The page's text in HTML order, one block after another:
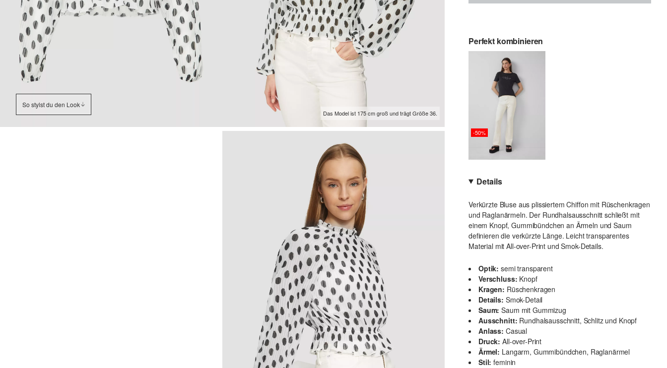
So stylst du den Look
Das Model ist 175 cm groß und trägt Größe 36.
Perfekt kombinieren
-50%
Details
Verkürzte Bluse aus plissiertem Chiffon mit Rüschenkragen
und Raglanärmeln. Der Rundhalsausschnitt schließt mit
einem Knopf, Gummibündchen an Ärmeln und Saum
definieren die verkürzte Länge. Leicht transparentes
Material mit All-over-Print und Smok-Details.
Optik: semi transparent
Verschluss: Knopf
Kragen: Rüschenkragen
Details: Smok-Detail
Saum: Saum mit Gummizug
Ausschnitt: Rundhalsausschnitt, Schlitz und Knopf
Anlass: Casual
Druck: All-over-Print
Ärmel: Langarm, Gummibündchen, Raglanärmel
Stil: feminin